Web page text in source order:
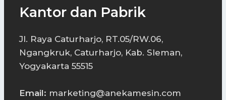
Kantor dan Pabrik
Jl. Raya Caturharjo, RT.05/RW.06,
Ngangkruk, Caturharjo, Kab. Sleman,
Yogyakarta 55515
Email: marketing@anekamesin.com